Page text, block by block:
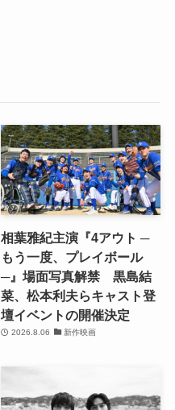
相葉雅紀主演『4アウト ─
もう一度、プレイボール
─』場面写真解禁 黒島結
菜、松本利夫らキャスト登
壇イベントの開催決定
2026.8.06 新作映画